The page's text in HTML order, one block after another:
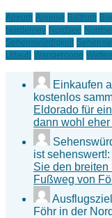
Amrum Anreise Baltrum
Norderney Nordsee
Sehenswürdigkeit
Urlaub Wangerooge
Einkaufen
kostenlos
Eldorado für
dann wohl
ist sehenswert!:
Sie den breiten
Fußweg von
Föhr in der